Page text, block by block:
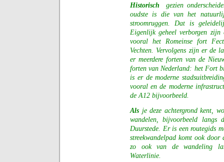
Historisch
gezien
oudste is die van het
stroomruggen. Dat is
Eigenlijk geheel verborgen
vooral het Romeinse fort
Vechten. Vervolgens zijn er de
er meerdere forten van de
forten van Nederland: het Fort
is er de moderne
vooral en de moderne
de A12 bijvoorbeeld.
Als je deze achtergrond kent,
wandelen, bijvoorbeeld
Duurstede. Er is een routegids
streekwandelpad komt ook
zo ook van de wandeling
Waterlinie.